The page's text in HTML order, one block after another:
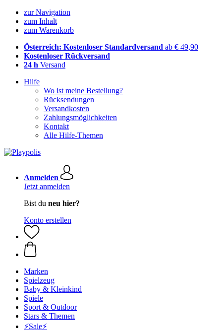
zur Navigation
zum Inhalt
zum Warenkorb
Österreich: Kostenloser Standardversand ab € 49,90
Kostenloser Rückversand
24 h Versand
Hilfe
Wo ist meine Bestellung?
Rücksendungen
Versandkosten
Zahlungsmöglichkeiten
Kontakt
Alle Hilfe-Themen
Anmelden
Jetzt anmelden
Bist du neu hier?
Konto erstellen
Marken
Spielzeug
Baby & Kleinkind
Spiele
Sport & Outdoor
Stars & Themen
⚡️Sale⚡️